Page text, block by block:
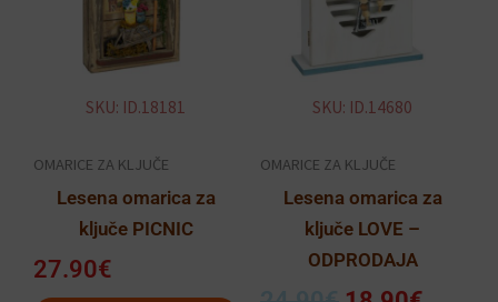
SKU: ID.18181
OMARICE ZA KLJUČE
Lesena omarica za
ključe PICNIC
27.90€
SKU: ID.14680
OMARICE ZA KLJUČE
Lesena omarica za
ključe LOVE –
ODPRODAJA
24.90€.